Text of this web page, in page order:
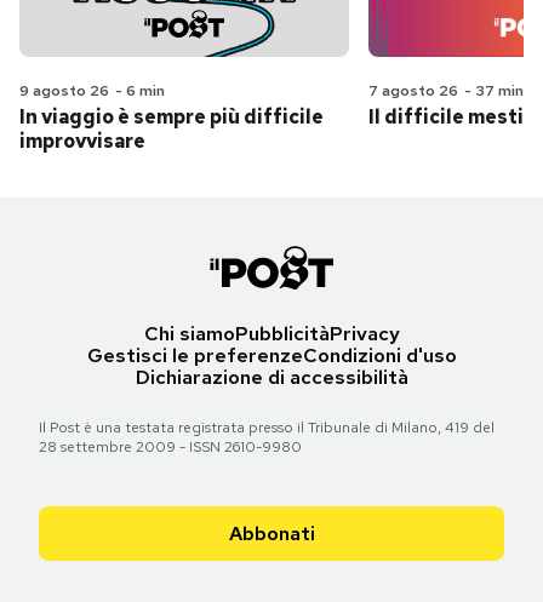
9 agosto 26 - 6 min
In viaggio è sempre più difficile
improvvisare
7 agosto 26 - 37 min
Il difficile
Chi siamoPubblicitàPrivacy
Gestisci le preferenzeCondizioni d'uso
Dichiarazione di accessibilità
Il Post è una testata registrata presso il Tribunale di Milano, 419 del
28 settembre 2009 - ISSN 2610-9980
Abbonati